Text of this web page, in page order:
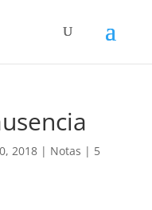
2018| Notas | 5